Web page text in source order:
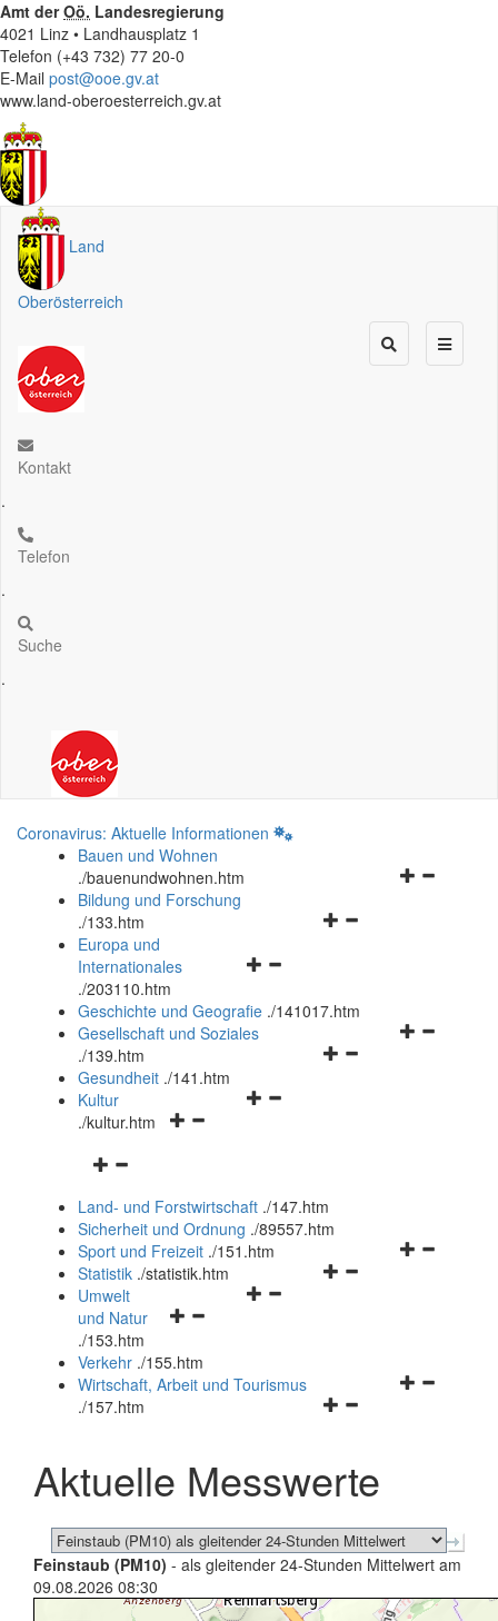
Amt derOö. Landesregierung
4021 Linz • Landhausplatz 1
Telefon (+43 732) 77 20-0
E-Mail post@ooe.gv.at
www.land-oberoesterreich.gv.at
Land
Oberösterreich
Kontakt
.
Telefon
.
Suche
.
Coronavirus: Aktuelle Informationen
Bauen und Wohnen
./bauenundwohnen.htm
Navigationsmenü
Bildung und Forschung
./133.htm
Navigationsmenü
und
schließen
Europa und
Internationales
./203110.htm
Geschichte und Geografie ./141017.htm
Navigationsmenü
Gesellschaft und Soziales
./139.htm
Navigationsmenü
Gesundheit ./141.htm
Navigationsmenü
Kultur
./kultur.htm
Navigationsmenü
und
schließen
Land- und Forstwirtschaft ./147.htm
Sicherheit und Ordnung ./89557.htm
Navigationsmenü
Sport und Freizeit ./151.htm
Navigationsmenü
Statistik ./statistik.htm
Navigationsmenü
und
schließen
Umwelt
und Natur
./153.htm
Verkehr ./155.htm
Navigationsmenü
schließen
Wirtschaft, Arbeit und Tourismus
./157.htm
Aktuelle Messwerte
Feinstaub (PM10) - als gleitender 24-Stunden Mittelwert am
09.08.2026 08:30